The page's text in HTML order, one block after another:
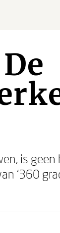
is geen
‘360